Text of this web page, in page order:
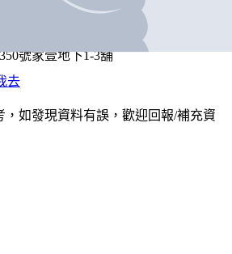
號家壹地下1-3舖
去
，如發現資料有誤，歡迎回報/補充資